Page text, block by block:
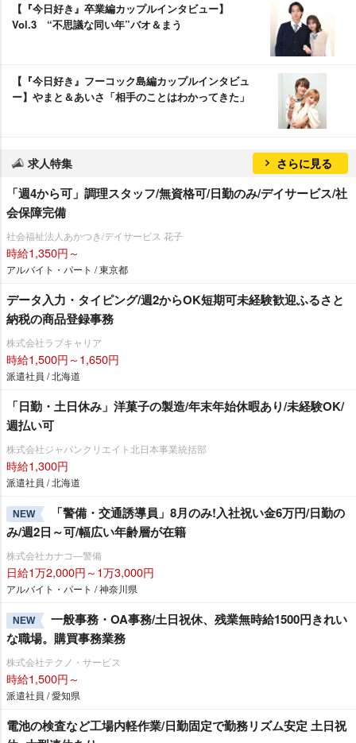
【『今日好き』卒業編カップルインタビュー】
Vol.3 “不思議な同い年”バオ＆まう
【『今日好き』フーコック島編カップルインタビュ
ー】やまと＆あいさ「相手のことはわかってきた」
求人特集 さらに見る
「週4から可」調理スタッフ/無資格可/日勤のみ/デイサービス/社
会保障完備
社会福祉法人あかつき/デイサービス 花子
時給1,350円～
アルバイト・パート / 東京都
データ入力・タイピング/週2からOK短期可未経験歓迎ふるさと
納税の商品登録事務
株式会社ラブキャリア
時給1,500円～1,650円
派遣社員 / 北海道
「日勤・土日休み」洋菓子の製造/年末年始休暇あり/未経験OK/
週払い可
株式会社ジャパンクリエイト北日本事業統括部
時給1,300円
派遣社員 / 北海道
NEW
「警備・交通誘導員」8月のみ!入社祝い金6万円/日勤の
み/週2日～可/幅広い年齢層が在籍
株式会社カナコ―警備
日給1万2,000円～1万3,000円
アルバイト・パート / 神奈川県
NEW
一般事務・OA事務/土日祝休、残業無時給1500円きれい
な職場。購買事務業務
株式会社テクノ・サービス
時給1,500円～
派遣社員 / 愛知県
電池の検査など工場内軽作業/日勤固定で勤務リズム安定 土日祝